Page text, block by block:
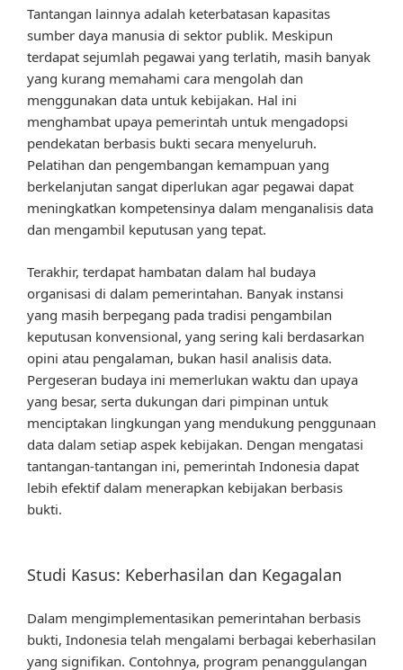
Tantangan lainnya adalah keterbatasan kapasitas
sumber daya manusia di sektor publik. Meskipun
terdapat sejumlah pegawai yang terlatih, masih banyak
yang kurang memahami cara mengolah dan
menggunakan data untuk kebijakan. Hal ini
menghambat upaya pemerintah untuk mengadopsi
pendekatan berbasis bukti secara menyeluruh.
Pelatihan dan pengembangan kemampuan yang
berkelanjutan sangat diperlukan agar pegawai dapat
meningkatkan kompetensinya dalam menganalisis data
dan mengambil keputusan yang tepat.
Terakhir, terdapat hambatan dalam hal budaya
organisasi di dalam pemerintahan. Banyak instansi
yang masih berpegang pada tradisi pengambilan
keputusan konvensional, yang sering kali berdasarkan
opini atau pengalaman, bukan hasil analisis data.
Pergeseran budaya ini memerlukan waktu dan upaya
yang besar, serta dukungan dari pimpinan untuk
menciptakan lingkungan yang mendukung penggunaan
data dalam setiap aspek kebijakan. Dengan mengatasi
tantangan-tantangan ini, pemerintah Indonesia dapat
lebih efektif dalam menerapkan kebijakan berbasis
bukti.
Studi Kasus: Keberhasilan dan Kegagalan
Dalam mengimplementasikan pemerintahan berbasis
bukti, Indonesia telah mengalami berbagai keberhasilan
yang signifikan. Contohnya, program penanggulangan